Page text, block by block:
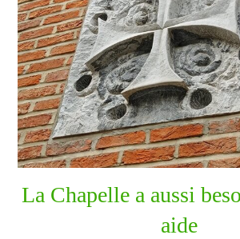
La Chapelle a aussi
aide